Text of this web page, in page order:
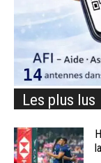
Les plus lus